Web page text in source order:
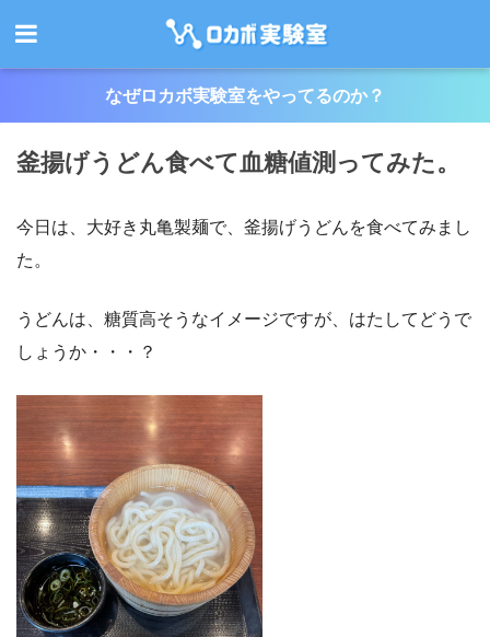
なぜロカボ実験室をやってるのか？
釜揚げうどん食べて血糖値測ってみた。
今日は、大好き丸亀製麺で、釜揚げうどんを食べてみまし
た。
うどんは、糖質高そうなイメージですが、はたしてどうで
しょうか・・・？